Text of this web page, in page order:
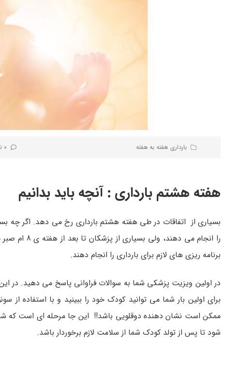
بارداری هفته به هفته 0 نظر کاربران
هفته هشتم بارداری : آنچه باید بدانیم
بسیاری از اتفاقات در طی هفته هشتم بارداری رخ می دهد. اگر چه
را انجام
برنامه ریزی های لازم برای بارداری را انجام دهند.
در اولین ویزیت پزشکی شما به سوالات فراوانی پاسخ می دهید. در
برای اولین بار شما می توانید کودک خود را ببینید و با استفاده از
ممکن است نشان دهنده دوقلویی باشد!! این جا مرحله ای است که
شود تا پس از تولد کودک شما از سلامت لازم برخوردار باشد.